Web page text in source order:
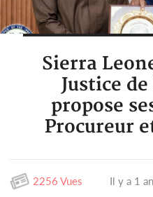
Sierra
Justice de
propose
Procureur
2256 Vues Il y a 1 an